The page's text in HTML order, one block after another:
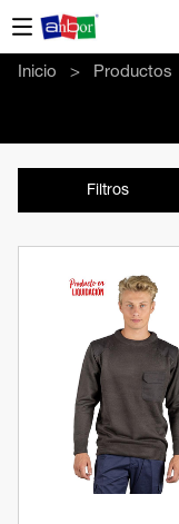
Inicio Productos
Filtros
Ver producto